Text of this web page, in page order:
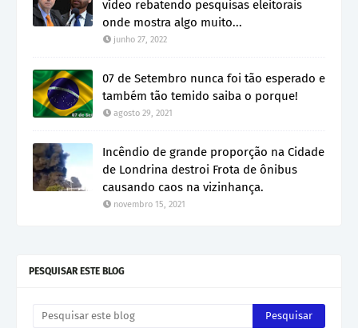
vídeo rebatendo pesquisas eleitorais
onde mostra algo muito...
junho 27, 2022
07 de Setembro nunca foi tão esperado e
também tão temido saiba o porque!
agosto 29, 2021
Incêndio de grande proporção na Cidade
de Londrina destroi Frota de ônibus
causando caos na vizinhança.
novembro 15, 2021
PESQUISAR ESTE BLOG